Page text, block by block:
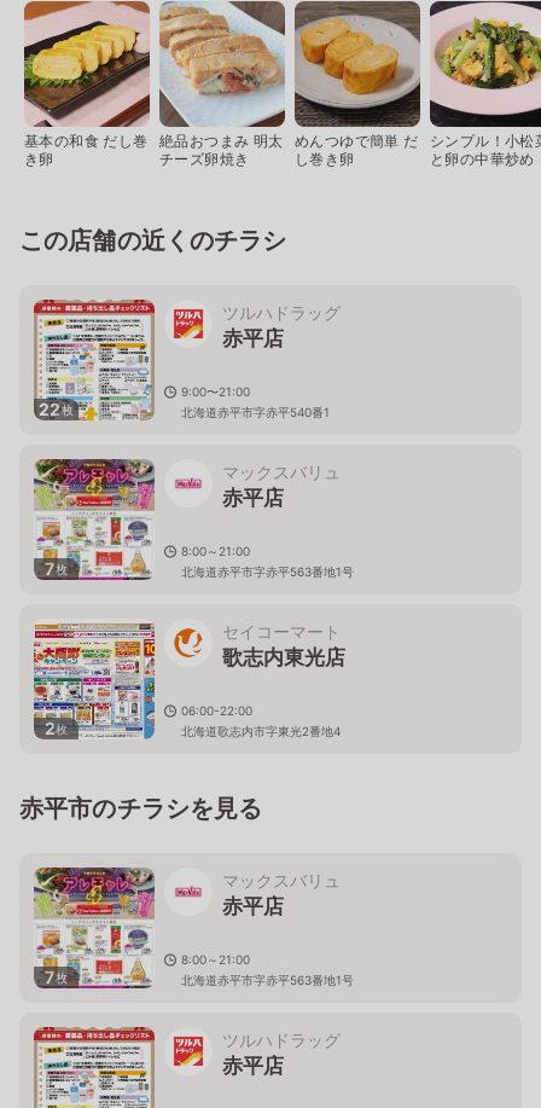
基本の和食 だし巻
き卵
絶品おつまみ 明太
チーズ卵焼き
めんつゆで簡単 だ
し巻き卵
シンプル！小松
と卵の中華炒め
この店舗の近くのチラシ
22枚
ツルハドラッグ
赤平店
9:00〜21:00
北海道赤平市字赤平540番1
7枚
マックスバリュ
赤平店
8:00～21:00
北海道赤平市字赤平563番地1号
2枚
セイコーマート
歌志内東光店
06:00-22:00
北海道歌志内市字東光2番地4
赤平市のチラシを見る
7枚
マックスバリュ
赤平店
8:00～21:00
北海道赤平市字赤平563番地1号
ツルハドラッグ
赤平店